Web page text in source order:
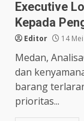
Executive
Kepada
Editor 14
Medan,
dan
barang
prioritas...